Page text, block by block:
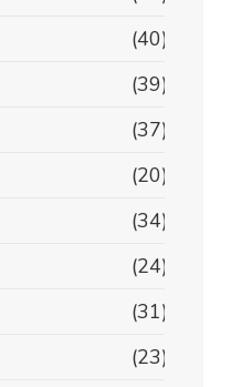
(40)
(39)
(37)
(20)
(34)
(24)
(31)
(23)